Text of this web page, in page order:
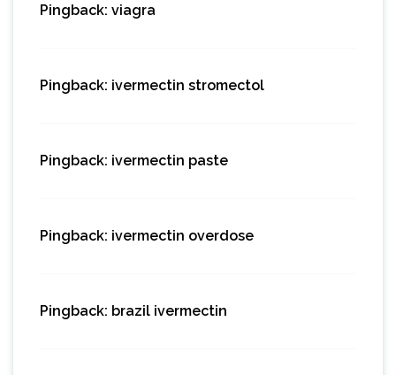
Pingback: viagra
Pingback: ivermectin stromectol
Pingback: ivermectin paste
Pingback: ivermectin overdose
Pingback: brazil ivermectin